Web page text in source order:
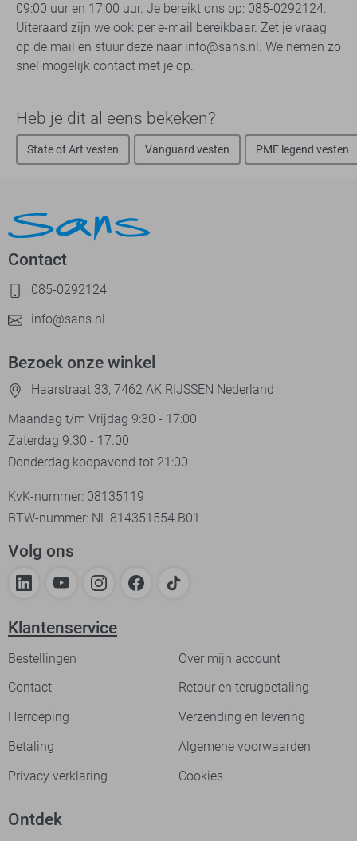
09:00 uur en 17:00 uur. Je bereikt ons op: 085-0292124.
Uiteraard zijn we ook per e-mail bereikbaar. Zet je vraag
op de mail en stuur deze naar info@sans.nl. We nemen zo
snel mogelijk contact met je op.
Heb je dit al eens bekeken?
State of Art vesten Vanguard vesten PME legend vesten
Contact
085-0292124
info@sans.nl
Bezoek onze winkel
Haarstraat 33, 7462 AK RIJSSEN Nederland
Maandag t/m Vrijdag 9:30 - 17:00
Zaterdag 9.30 - 17.00
Donderdag koopavond tot 21:00
KvK-nummer: 08135119
BTW-nummer: NL 814351554.B01
Volg ons
Klantenservice
Bestellingen
Over mijn account
Contact
Retour en terugbetaling
Herroeping
Verzending en levering
Betaling
Algemene voorwaarden
Privacy verklaring
Cookies
Ontdek